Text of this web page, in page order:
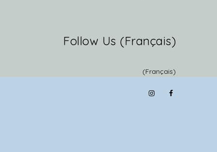
(Français) Follow Us
(Français)